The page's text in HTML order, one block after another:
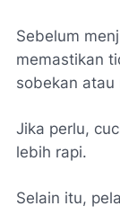
Sebelum
memastikan
sobekan atau
Jika perlu,
lebih rapi.
Selain itu,